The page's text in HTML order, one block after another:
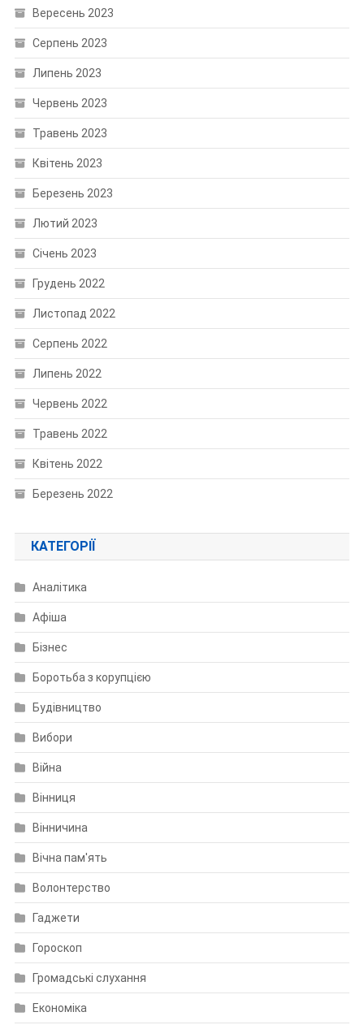
Вересень 2023
Серпень 2023
Липень 2023
Червень 2023
Травень 2023
Квітень 2023
Березень 2023
Лютий 2023
Січень 2023
Грудень 2022
Листопад 2022
Серпень 2022
Липень 2022
Червень 2022
Травень 2022
Квітень 2022
Березень 2022
КАТЕГОРІЇ
Аналітика
Афіша
Бізнес
Боротьба з корупцією
Будівництво
Вибори
Війна
Вінниця
Вінничина
Вічна пам'ять
Волонтерство
Гаджети
Гороскоп
Громадські слухання
Економіка